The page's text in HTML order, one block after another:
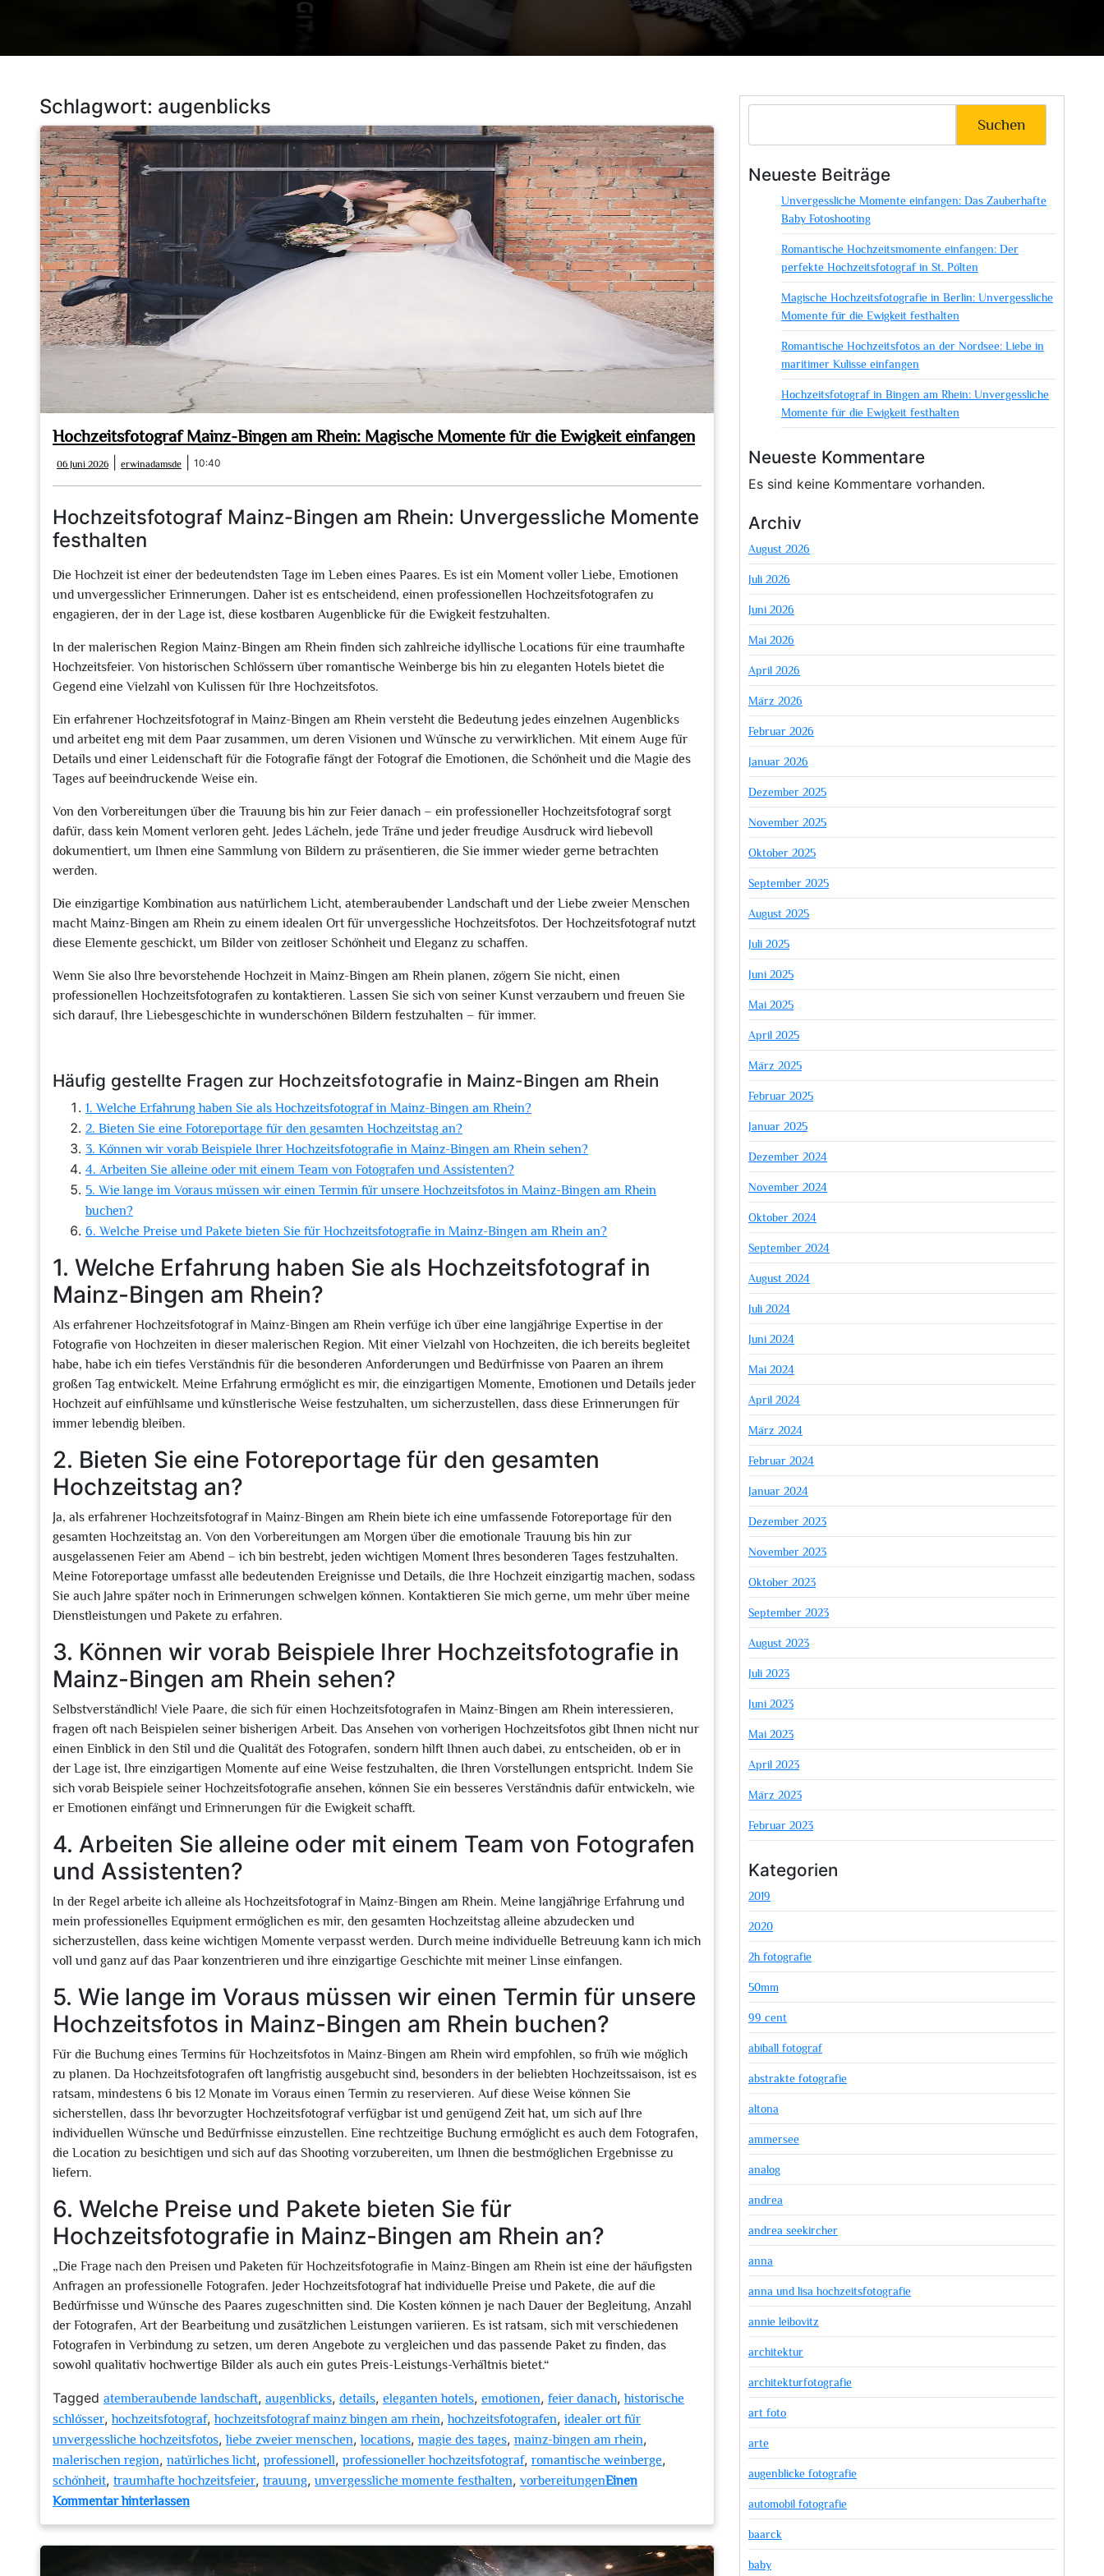
Schlagwort: augenblicks
Hochzeitsfotograf Mainz-Bingen am Rhein: Magische Momente für die Ewigkeit einfangen
06 Juni 2026
Juni
2026
erwinadamsde erwinadamsde
10:40
Hochzeitsfotograf Mainz-Bingen am Rhein: Unvergessliche Momente
festhalten
Die Hochzeit ist einer der bedeutendsten Tage im Leben eines Paares. Es ist ein Moment voller Liebe, Emotionen
und unvergesslicher Erinnerungen. Daher ist es entscheidend, einen professionellen Hochzeitsfotografen zu
engagieren, der in der Lage ist, diese kostbaren Augenblicke für die Ewigkeit festzuhalten.
In der malerischen Region Mainz-Bingen am Rhein finden sich zahlreiche idyllische Locations für eine traumhafte
Hochzeitsfeier. Von historischen Schlössern über romantische Weinberge bis hin zu eleganten Hotels bietet die
Gegend eine Vielzahl von Kulissen für Ihre Hochzeitsfotos.
Ein erfahrener Hochzeitsfotograf in Mainz-Bingen am Rhein versteht die Bedeutung jedes einzelnen Augenblicks
und arbeitet eng mit dem Paar zusammen, um deren Visionen und Wünsche zu verwirklichen. Mit einem Auge für
Details und einer Leidenschaft für die Fotografie fängt der Fotograf die Emotionen, die Schönheit und die Magie des
Tages auf beeindruckende Weise ein.
Von den Vorbereitungen über die Trauung bis hin zur Feier danach – ein professioneller Hochzeitsfotograf sorgt
dafür, dass kein Moment verloren geht. Jedes Lächeln, jede Träne und jeder freudige Ausdruck wird liebevoll
dokumentiert, um Ihnen eine Sammlung von Bildern zu präsentieren, die Sie immer wieder gerne betrachten
werden.
Die einzigartige Kombination aus natürlichem Licht, atemberaubender Landschaft und der Liebe zweier Menschen
macht Mainz-Bingen am Rhein zu einem idealen Ort für unvergessliche Hochzeitsfotos. Der Hochzeitsfotograf nutzt
diese Elemente geschickt, um Bilder von zeitloser Schönheit und Eleganz zu schaffen.
Wenn Sie also Ihre bevorstehende Hochzeit in Mainz-Bingen am Rhein planen, zögern Sie nicht, einen
professionellen Hochzeitsfotografen zu kontaktieren. Lassen Sie sich von seiner Kunst verzaubern und freuen Sie
sich darauf, Ihre Liebesgeschichte in wunderschönen Bildern festzuhalten – für immer.
Häufig gestellte Fragen zur Hochzeitsfotografie in Mainz-Bingen am Rhein
1. Welche Erfahrung haben Sie als Hochzeitsfotograf in Mainz-Bingen am Rhein?
2. Bieten Sie eine Fotoreportage für den gesamten Hochzeitstag an?
3. Können wir vorab Beispiele Ihrer Hochzeitsfotografie in Mainz-Bingen am Rhein sehen?
4. Arbeiten Sie alleine oder mit einem Team von Fotografen und Assistenten?
5. Wie lange im Voraus müssen wir einen Termin für unsere Hochzeitsfotos in Mainz-Bingen am Rhein
buchen?
6. Welche Preise und Pakete bieten Sie für Hochzeitsfotografie in Mainz-Bingen am Rhein an?
1. Welche Erfahrung haben Sie als Hochzeitsfotograf in
Mainz-Bingen am Rhein?
Als erfahrener Hochzeitsfotograf in Mainz-Bingen am Rhein verfüge ich über eine langjährige Expertise in der
Fotografie von Hochzeiten in dieser malerischen Region. Mit einer Vielzahl von Hochzeiten, die ich bereits begleitet
habe, habe ich ein tiefes Verständnis für die besonderen Anforderungen und Bedürfnisse von Paaren an ihrem
großen Tag entwickelt. Meine Erfahrung ermöglicht es mir, die einzigartigen Momente, Emotionen und Details jeder
Hochzeit auf einfühlsame und künstlerische Weise festzuhalten, um sicherzustellen, dass diese Erinnerungen für
immer lebendig bleiben.
2. Bieten Sie eine Fotoreportage für den gesamten
Hochzeitstag an?
Ja, als erfahrener Hochzeitsfotograf in Mainz-Bingen am Rhein biete ich eine umfassende Fotoreportage für den
gesamten Hochzeitstag an. Von den Vorbereitungen am Morgen über die emotionale Trauung bis hin zur
ausgelassenen Feier am Abend – ich bin bestrebt, jeden wichtigen Moment Ihres besonderen Tages festzuhalten.
Meine Fotoreportage umfasst alle bedeutenden Ereignisse und Details, die Ihre Hochzeit einzigartig machen, sodass
Sie auch Jahre später noch in Erinnerungen schwelgen können. Kontaktieren Sie mich gerne, um mehr über meine
Dienstleistungen und Pakete zu erfahren.
3. Können wir vorab Beispiele Ihrer Hochzeitsfotografie in
Mainz-Bingen am Rhein sehen?
Selbstverständlich! Viele Paare, die sich für einen Hochzeitsfotografen in Mainz-Bingen am Rhein interessieren,
fragen oft nach Beispielen seiner bisherigen Arbeit. Das Ansehen von vorherigen Hochzeitsfotos gibt Ihnen nicht nur
einen Einblick in den Stil und die Qualität des Fotografen, sondern hilft Ihnen auch dabei, zu entscheiden, ob er in
der Lage ist, Ihre einzigartigen Momente auf eine Weise festzuhalten, die Ihren Vorstellungen entspricht. Indem Sie
sich vorab Beispiele seiner Hochzeitsfotografie ansehen, können Sie ein besseres Verständnis dafür entwickeln, wie
er Emotionen einfängt und Erinnerungen für die Ewigkeit schafft.
4. Arbeiten Sie alleine oder mit einem Team von Fotografen
und Assistenten?
In der Regel arbeite ich alleine als Hochzeitsfotograf in Mainz-Bingen am Rhein. Meine langjährige Erfahrung und
mein professionelles Equipment ermöglichen es mir, den gesamten Hochzeitstag alleine abzudecken und
sicherzustellen, dass keine wichtigen Momente verpasst werden. Durch meine individuelle Betreuung kann ich mich
voll und ganz auf das Paar konzentrieren und ihre einzigartige Geschichte mit meiner Linse einfangen.
5. Wie lange im Voraus müssen wir einen Termin für unsere
Hochzeitsfotos in Mainz-Bingen am Rhein buchen?
Für die Buchung eines Termins für Hochzeitsfotos in Mainz-Bingen am Rhein wird empfohlen, so früh wie möglich
zu planen. Da Hochzeitsfotografen oft langfristig ausgebucht sind, besonders in der beliebten Hochzeitssaison, ist es
ratsam, mindestens 6 bis 12 Monate im Voraus einen Termin zu reservieren. Auf diese Weise können Sie
sicherstellen, dass Ihr bevorzugter Hochzeitsfotograf verfügbar ist und genügend Zeit hat, um sich auf Ihre
individuellen Wünsche und Bedürfnisse einzustellen. Eine rechtzeitige Buchung ermöglicht es auch dem Fotografen,
die Location zu besichtigen und sich auf das Shooting vorzubereiten, um Ihnen die bestmöglichen Ergebnisse zu
liefern.
6. Welche Preise und Pakete bieten Sie für
Hochzeitsfotografie in Mainz-Bingen am Rhein an?
„Die Frage nach den Preisen und Paketen für Hochzeitsfotografie in Mainz-Bingen am Rhein ist eine der häufigsten
Anfragen an professionelle Fotografen. Jeder Hochzeitsfotograf hat individuelle Preise und Pakete, die auf die
Bedürfnisse und Wünsche des Paares zugeschnitten sind. Die Kosten können je nach Dauer der Begleitung, Anzahl
der Fotografen, Art der Bearbeitung und zusätzlichen Leistungen variieren. Es ist ratsam, sich mit verschiedenen
Fotografen in Verbindung zu setzen, um deren Angebote zu vergleichen und das passende Paket zu finden, das
sowohl qualitativ hochwertige Bilder als auch ein gutes Preis-Leistungs-Verhältnis bietet.“
Tagged atemberaubende landschaft, augenblicks, details, eleganten hotels, emotionen, feier danach,historische
schlösser,hochzeitsfotograf,hochzeitsfotograf mainz bingen am rhein,hochzeitsfotografen, idealer ort für
unvergessliche hochzeitsfotos,liebe zweier menschen,locations, magie des tages, mainz-bingen am rhein,
malerischen region, natürliches licht, professionell, professioneller hochzeitsfotograf, romantische weinberge,
schönheit, traumhafte hochzeitsfeier, trauung, unvergessliche momente festhalten, vorbereitungenEinen
Kommentar hinterlassenzu
Suchen
Neueste Beiträge
Unvergessliche Momente einfangen: Das Zauberhafte
Baby Fotoshooting
Romantische Hochzeitsmomente einfangen: Der
perfekte Hochzeitsfotograf in St. Pölten
Magische Hochzeitsfotografie in Berlin: Unvergessliche
Momente für die Ewigkeit festhalten
Romantische Hochzeitsfotos an der Nordsee: Liebe in
maritimer Kulisse einfangen
Hochzeitsfotograf in Bingen am Rhein: Unvergessliche
Momente für die Ewigkeit festhalten
Neueste Kommentare
Es sind keine Kommentare vorhanden.
Archiv
August 2026
Juli 2026
Juni 2026
Mai 2026
April 2026
März 2026
Februar 2026
Januar 2026
Dezember 2025
November 2025
Oktober 2025
September 2025
August 2025
Juli 2025
Juni 2025
Mai 2025
April 2025
März 2025
Februar 2025
Januar 2025
Dezember 2024
November 2024
Oktober 2024
September 2024
August 2024
Juli 2024
Juni 2024
Mai 2024
April 2024
März 2024
Februar 2024
Januar 2024
Dezember 2023
November 2023
Oktober 2023
September 2023
August 2023
Juli 2023
Juni 2023
Mai 2023
April 2023
März 2023
Februar 2023
Kategorien
2019
2020
2h fotografie
50mm
99 cent
abiball fotograf
abstrakte fotografie
altona
ammersee
analog
andrea
andrea seekircher
anna
anna und lisa hochzeitsfotografie
annie leibovitz
architektur
architekturfotografie
art foto
arte
augenblicke fotografie
automobil fotografie
baarck
baby